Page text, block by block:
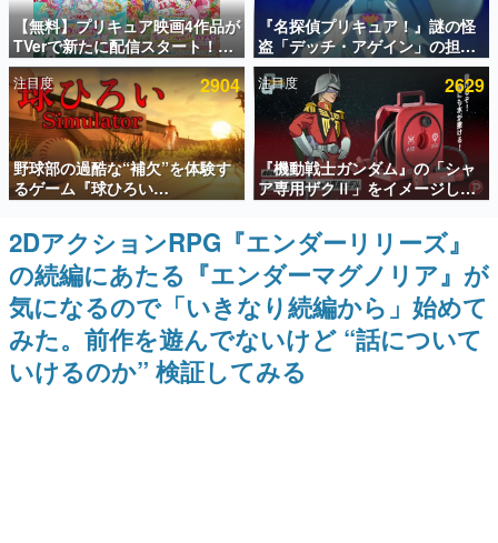
アプリセール情報
インタビュー
連載・特集一覧
殿堂入り記事
SNS拡散数が数千以上！ ページビュー数万以上！ などな
ど。多くの人々に読まれた、電ファミ渾身の“殿堂入り”記
事をまとめました。
ゲームの企画書
名作ゲームクリエイターの方々に製作時のエピソードをお
聞きし、ヒットする企画（ゲーム）とは何か？を探ってい
きます。
赫本
この物語を解いてはいけない。『赫本』は、〈試験問題〉
の形をした短編ホラー小説集です。
【無料】プリキュア映画4作品が
TVerで新たに配信スタート！な
んと2018年～2024年の映画ほぼ
すべてが見放題に、ぶっちゃけ
ありえないラインナップ
『名探偵プリキュア！』謎の怪
盗「デッチ・アゲイン」の担当
キャストは天﨑滉平さんと判
明。『Re:ゼロから始める異世
界生活』オットー役、『ヒプノ
シスマイク』山田三郎役など
注目度 2904
野球部の過酷な“補欠”を体験す
るゲーム『球ひろい
Simulator』が「1件」のウィッ
対応しSNSで話題に。『キング
ダム・カム』開発元やチェコの
プロ野球選手から称賛の声
注目度 2629
『機動戦士ガンダム』の「シャ
ア専用ザクⅡ」をイメージした
散水ホースリールが予約開始。
本体にはシャアのパーソナルマ
ークやジオン公国軍のエンブレ
ム、型式番号などを配置
2DアクションRPG『エンダーリリーズ』
の続編にあたる『エンダーマグノリア』が
気になるので「いきなり続編から」始めて
みた。前作を遊んでないけど “話について
いけるのか” 検証してみる